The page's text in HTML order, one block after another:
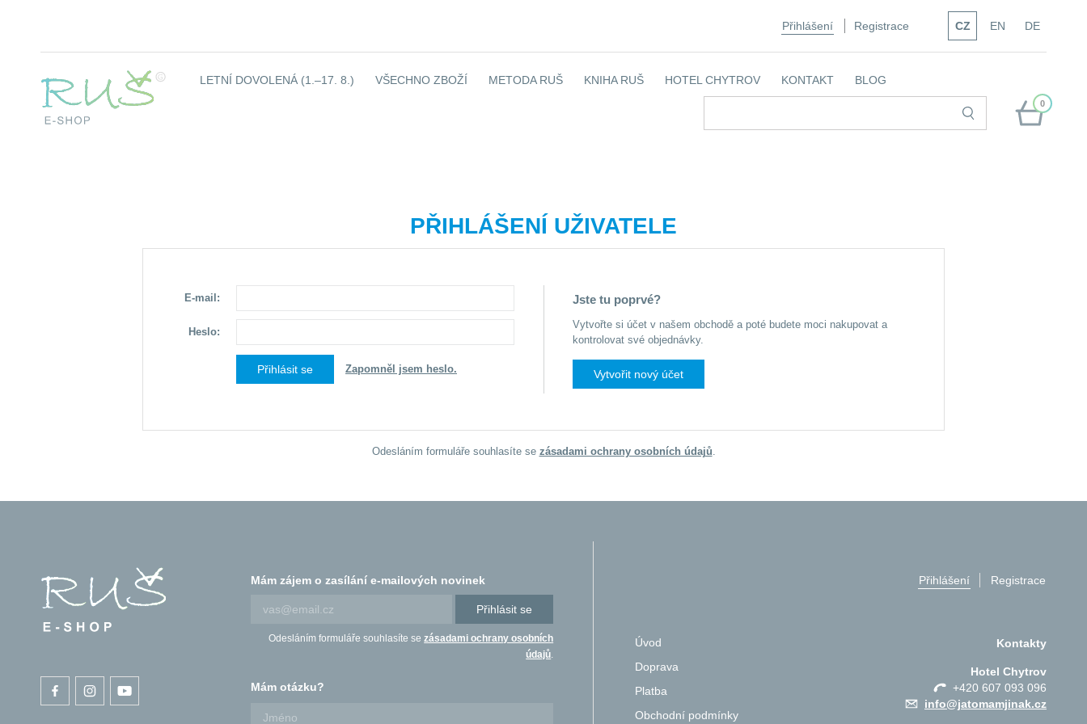
Přihlášení Registrace CZ EN DE
LETNÍ DOVOLENÁ (1.–17. 8.) VŠECHNO ZBOŽÍ METODA RUŠ KNIHA RUŠ HOTEL CHYTROV KONTAKT BLOG
0
PŘIHLÁŠENÍ UŽIVATELE
E-mail:
Heslo:
Zapomněl jsem heslo.
Jste tu poprvé?
Vytvořte si účet v našem obchodě a poté budete moci nakupovat a
kontrolovat své objednávky.
Vytvořit nový účet
Odesláním formuláře souhlasíte se zásadami ochrany osobních údajů.
Mám zájem o zasílání e-mailových novinek
Přihlásit se
Odesláním formuláře souhlasíte sezásadami ochrany osobních
údajů.
Mám otázku?
Přihlášení Registrace
Úvod
Doprava
Platba
Obchodní podmínky
Kontakty
Hotel Chytrov
+420 607 093 096
info@jatomamjinak.cz